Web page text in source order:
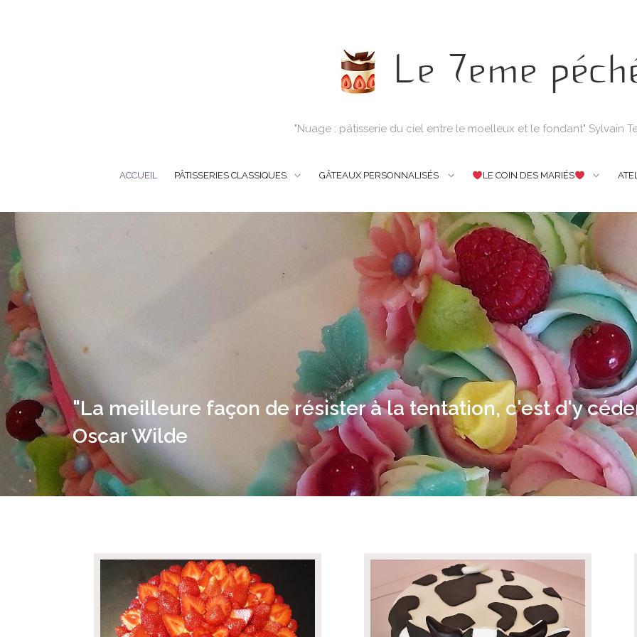
Le 7eme
"Nuage : pâtisserie du ciel entre le moelleux et le fondant" Sylvain
ACCUEIL PÂTISSERIES CLASSIQUES GÂTEAUX PERSONNALISÉS LE COIN DES MARIÉS
"La meilleure façon de résister à la tentation, c'est d'y
Oscar Wilde